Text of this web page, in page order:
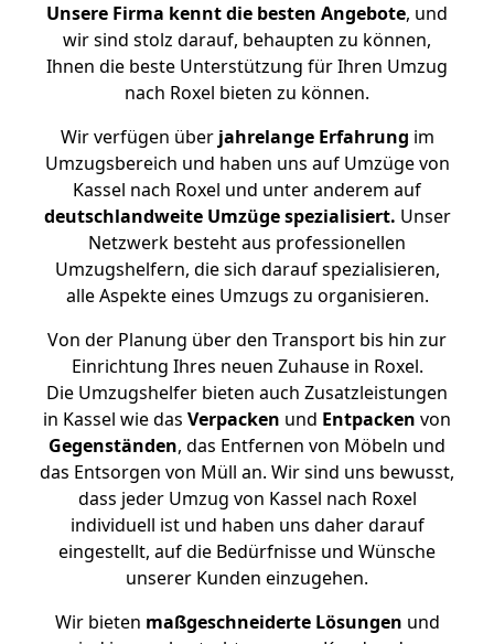
Unsere Firma kennt die besten Angebote, und
wir sind stolz darauf, behaupten zu können,
Ihnen die beste Unterstützung für Ihren Umzug
nach Roxel bieten zu können.
Wir verfügen überjahrelange Erfahrung im
Umzugsbereich und haben uns auf Umzüge von
Kassel nach Roxel und unter anderem auf
deutschlandweite Umzüge spezialisiert. Unser
Netzwerk besteht aus professionellen
Umzugshelfern, die sich darauf spezialisieren,
alle Aspekte eines Umzugs zu organisieren.
Von der Planung über den Transport bis hin zur
Einrichtung Ihres neuen Zuhause in Roxel.
Die Umzugshelfer bieten auch Zusatzleistungen
in Kassel wie das Verpacken und Entpacken von
Gegenständen, das Entfernen von Möbeln und
das Entsorgen von Müll an. Wir sind uns bewusst,
dass jeder Umzug von Kassel nach Roxel
individuell ist und haben uns daher darauf
eingestellt, auf die Bedürfnisse und Wünsche
unserer Kunden einzugehen.
Wir bieten maßgeschneiderte Lösungen und